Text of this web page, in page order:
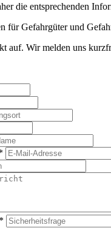
die entsprechenden
für Gefahrgüter und
auf. Wir melden uns
*